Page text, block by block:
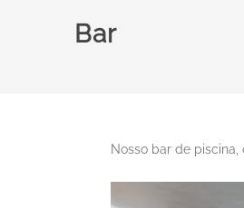
Bar
Nosso bar de